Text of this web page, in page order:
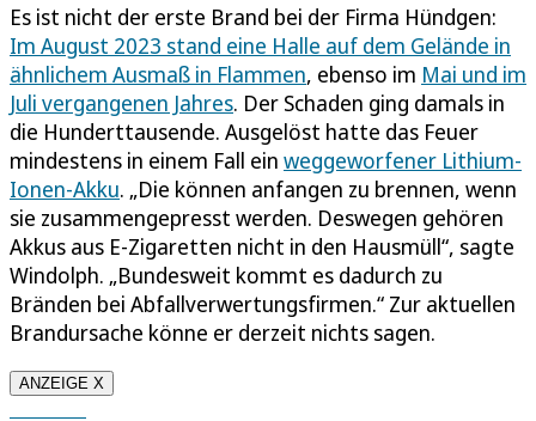
Es ist nicht der erste Brand bei der Firma Hündgen:
Im August 2023 stand eine Halle auf dem Gelände in
ähnlichem Ausmaß in Flammen, ebenso im Mai und im
Juli vergangenen Jahres. Der Schaden ging damals in
die Hunderttausende. Ausgelöst hatte das Feuer
mindestens in einem Fall ein weggeworfener Lithium-
Ionen-Akku. „Die können anfangen zu brennen, wenn
sie zusammengepresst werden. Deswegen gehören
Akkus aus E-Zigaretten nicht in den Hausmüll“, sagte
Windolph. „Bundesweit kommt es dadurch zu
Bränden bei Abfallverwertungsfirmen.“ Zur aktuellen
Brandursache könne er derzeit nichts sagen.
ANZEIGE X